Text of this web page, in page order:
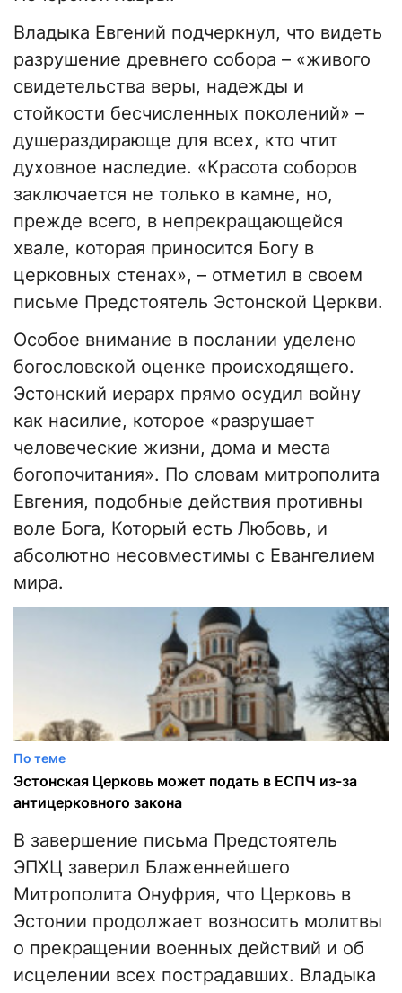
Владыка Евгений подчеркнул, что видеть
разрушение древнего собора – «живого
свидетельства веры, надежды и
стойкости бесчисленных поколений» –
душераздирающе для всех, кто чтит
духовное наследие. «Красота соборов
заключается не только в камне, но,
прежде всего, в непрекращающейся
хвале, которая приносится Богу в
церковных стенах», – отметил в своем
письме Предстоятель Эстонской Церкви.
Особое внимание в послании уделено
богословской оценке происходящего.
Эстонский иерарх прямо осудил войну
как насилие, которое «разрушает
человеческие жизни, дома и места
богопочитания». По словам митрополита
Евгения, подобные действия противны
воле Бога, Который есть Любовь, и
абсолютно несовместимы с Евангелием
мира.
По теме
Эстонская Церковь может подать в ЕСПЧ из-за
антицерковного закона
В завершение письма Предстоятель
ЭПХЦ заверил Блаженнейшего
Митрополита Онуфрия, что Церковь в
Эстонии продолжает возносить молитвы
о прекращении военных действий и об
исцелении всех пострадавших. Владыка